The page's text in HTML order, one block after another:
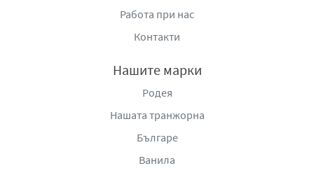
Работа при нас
Контакти
Нашите марки
Родея
Нашата транжорна
Българе
Ванила